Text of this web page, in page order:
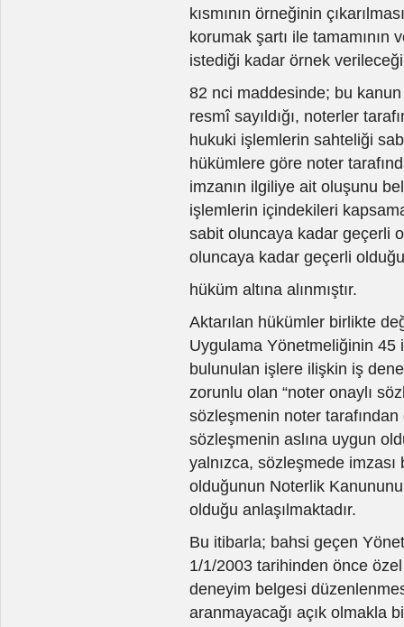
kısmının örneğinin
korumak şartı ile tamamının
istediği kadar örnek
82 nci maddesinde; bu
resmî sayıldığı, noterler
hukuki işlemlerin sahteliği
hükümlere göre noter
imzanın ilgiliye ait oluşunu
işlemlerin içindekileri
sabit oluncaya kadar geçerli
oluncaya kadar geçerli olduğu
hüküm altına alınmıştır.
Aktarılan hükümler birlikte
Uygulama Yönetmeliğinin 45
bulunulan işlere ilişkin iş
zorunlu olan “noter onaylı
sözleşmenin noter
sözleşmenin aslına uygun
yalnızca, sözleşmede
olduğunun Noterlik
olduğu anlaşılmaktadır.
Bu itibarla; bahsi geçen
1/1/2003 tarihinden önce
deneyim belgesi
aranmayacağı açık olmakla